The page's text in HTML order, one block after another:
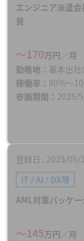
エンジニア派遣
発
〜170万円／月
勤務地
基本出
稼働率
80%〜
参画期間
2025/
登録日 2025/05/
IT / AI / DX等
AML対策パッケ
〜145万円／月